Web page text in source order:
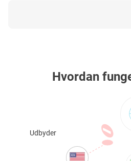
Hvordan
Udbyder